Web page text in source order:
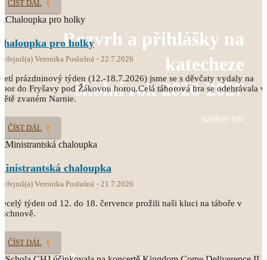
Rozvrh a přihlášky na
katecheze
školní rok 2026-2027
najdete zde
ČÍST DÁL
pro holky
Veronika Poslušná 22.7.2026
prázdninový týden (12.-18.7.2026) jsme se s děvčaty vydaly na
do Fryšavy pod Žákovou horou.Celá táborová hra se odehrávala
zvaném Narnie.
ČÍST DÁL
chaloupka
Veronika Poslušná 21.7.2026
týden od 12. do 18. července prožili naši kluci na táboře v
ČÍST DÁL